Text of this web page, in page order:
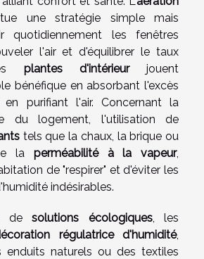
une stratégie simple mais
quotidiennement les fenêtres
l'air et d'équilibrer le taux
plantes d'intérieurjouent
bénéfique en absorbant l'excès
purifiant l'air. Concernant la
du logement, l'utilisation de
tels que la chaux, la brique ou
la perméabilité à la vapeur,
de "respirer" et d'éviter les
indésirables.
de solutions écologiques, les
régulatrice d'humidité,
enduits naturels ou des textiles